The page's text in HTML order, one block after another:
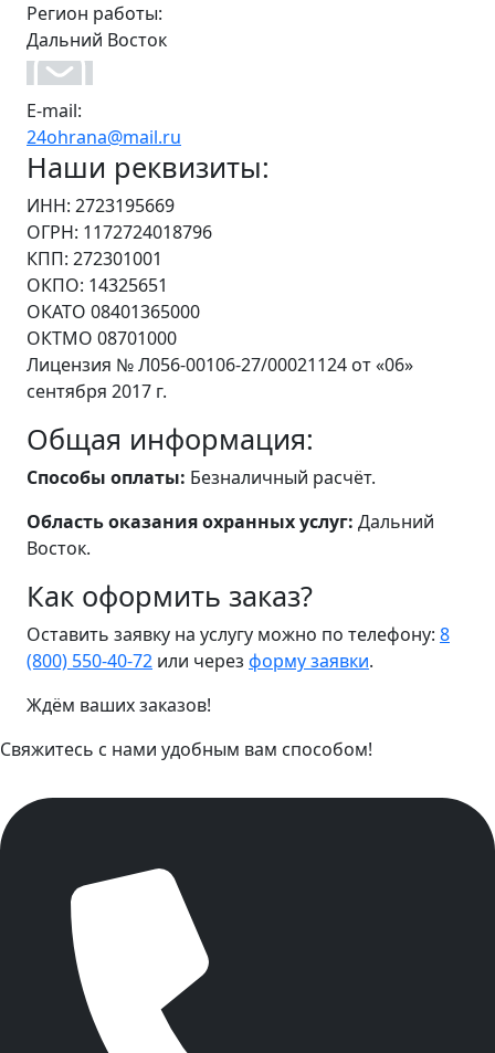
Регион работы:
Дальний Восток
E-mail:
24ohrana@mail.ru
Наши реквизиты:
ИНН: 2723195669
ОГРН: 1172724018796
КПП: 272301001
ОКПО: 14325651
ОКАТО 08401365000
ОКТМО 08701000
Лицензия № Л056-00106-27/00021124 от «06»
сентября 2017 г.
Общая информация:
Способы оплаты: Безналичный расчёт.
Область оказания охранных услуг: Дальний
Восток.
Как оформить заказ?
Оставить заявку на услугу можно по телефону: 8
(800) 550-40-72 или через форму заявки.
Ждём ваших заказов!
Свяжитесь с нами удобным вам способом!